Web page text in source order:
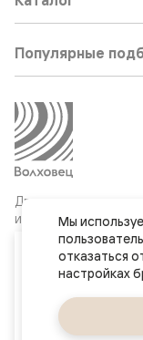
Двери
и интерьерные
решения
Популярные
Сайт не является
Правовая
Мы
отказаться